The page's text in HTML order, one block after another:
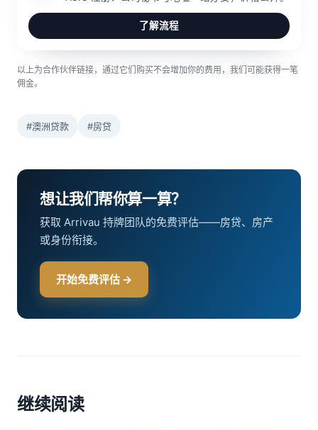
了解流程
以上为合作伙伴链接，通过它们购买不会增加你的费用，我们可能获得一笔
佣金。
#澳洲贷款 #房贷
想让我们帮你算一算？
获取 Arrivau 持牌团队的免费评估——房贷、房产
或身份衔接。
开始免费评估 →
继续阅读